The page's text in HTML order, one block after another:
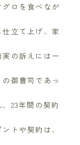
ロを食べなが
立て上げ、家
の訴えには一
御曹司であっ
23年間の契約
トや契約は、